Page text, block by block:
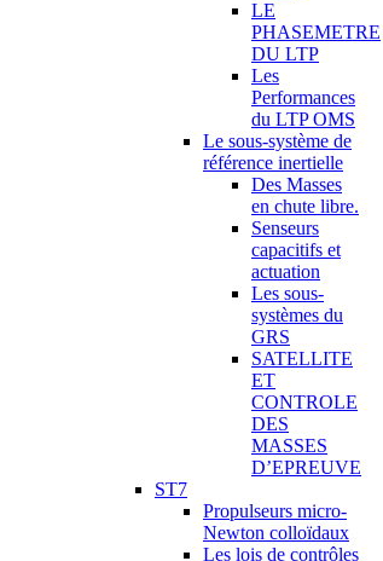
LE
PHASEMETRE
DU LTP
Les
Performances
du LTP OMS
Le sous-système de
référence inertielle
Des Masses
en chute libre.
Senseurs
capacitifs et
actuation
Les sous-
systèmes du
GRS
SATELLITE
ET
CONTROLE
DES
MASSES
D’EPREUVE
ST7
Propulseurs micro-
Newton colloïdaux
Les lois de contrôles